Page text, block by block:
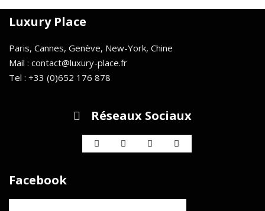
Luxury Place
Paris, Cannes, Genève, New-York, Chine
Mail : contact@luxury-place.fr
Tel : +33 (0)652 176 878
Réseaux Sociaux
Facebook